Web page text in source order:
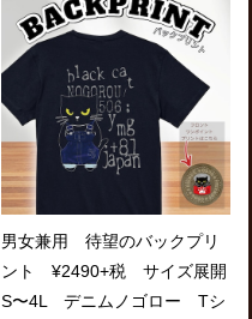
男女兼用 待望のバックプリ
ント ¥2490+税 サイズ展開
S〜4L デニムノゴロー Tシ